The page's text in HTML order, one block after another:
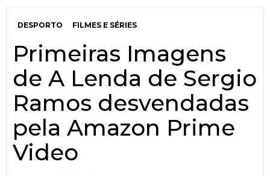
DESPORTO FILMES E SÉRIES
Primeiras Imagens
de A Lenda de Sergio
Ramos desvendadas
pela Amazon Prime
Video